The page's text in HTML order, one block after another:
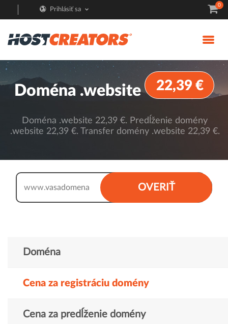
Prihlásiť sa
0
Doména .website 22,39 €
Doména .website 22,39 €. Predĺženie domény
.website 22,39 €. Transfer domény .website 22,39 €.
OVERIŤ
www.
Doména
Cena za registráciu domény
Cena za predĺženie domény